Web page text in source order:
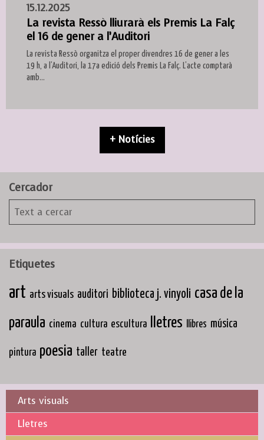
15.12.2025
La revista Ressò lliurarà els Premis La Falç
el 16 de gener a l’Auditori
La revista Ressò organitza el proper divendres 16 de gener a les
19 h, a l’Auditori, la 17a edició dels Premis La Falç. L’acte comptarà
amb...
+ Notícies
Cercador
Etiquetes
art arts visuals auditori biblioteca j. vinyoli casa de la
paraula cinema cultura escultura lletres llibres música
pintura poesia taller teatre
Arts visuals
Lletres